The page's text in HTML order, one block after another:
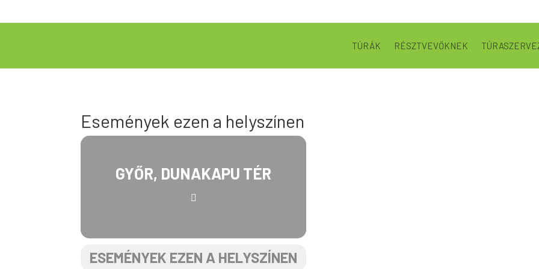
TÚRÁK RÉSZTVEVŐKNEK
Események ezen a helyszínen
GYŐR, DUNAKAPU TÉR
ESEMÉNYEK EZEN A HELYSZÍNEN